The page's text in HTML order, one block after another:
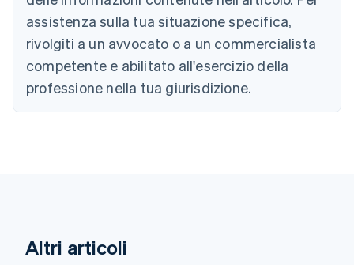
assistenza sulla tua situazione specifica,
rivolgiti a un avvocato o a un commercialista
competente e abilitato all'esercizio della
professione nella tua giurisdizione.
Altri articoli
PortuguêsEnglish
English
Canada
English
Cina continentale
简体中文English
English
Estonia